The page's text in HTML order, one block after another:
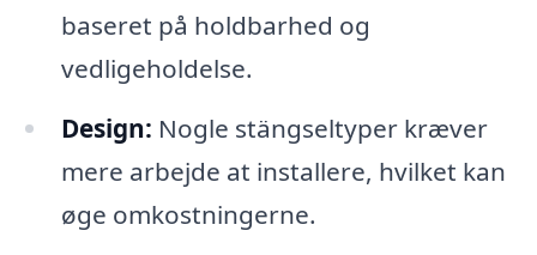
baseret på holdbarhed og
vedligeholdelse.
Design: Nogle stängseltyper kræver
mere arbejde at installere, hvilket kan
øge omkostningerne.